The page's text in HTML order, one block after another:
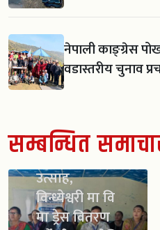
नेपाली काङ्ग्रेस
वडास्तरीय चुनाव
सम्बन्धित
स्काउट गठन सँगै
विद्यार्थीमा नयाँ
उत्साह,
विन्ध्येश्वरी मा वि
मा ड्रेस वितरण